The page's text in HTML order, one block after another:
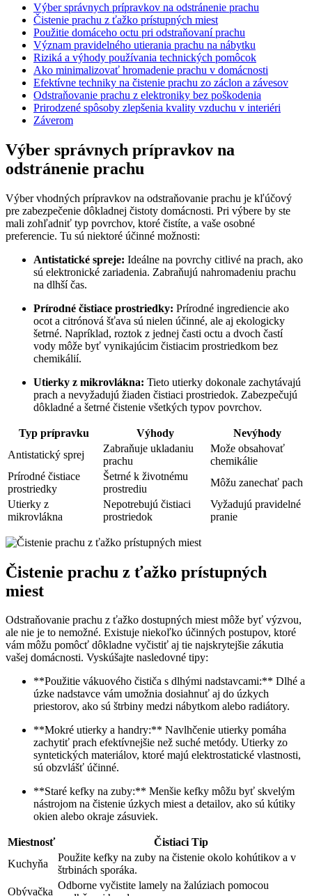
Výber správnych prípravkov na odstránenie prachu
Čistenie prachu z ťažko prístupných miest
Použitie domáceho octu pri odstraňovaní prachu
Význam pravidelného utierania prachu na nábytku
Riziká a výhody používania technických pomôcok
Ako minimalizovať hromadenie prachu v domácnosti
Efektívne techniky na čistenie prachu zo záclon a závesov
Odstraňovanie prachu z elektroniky bez poškodenia
Prirodzené spôsoby zlepšenia kvality vzduchu v interiéri
Záverom
Výber správnych prípravkov na
odstránenie prachu
Výber vhodných prípravkov na odstraňovanie prachu je kľúčový
pre zabezpečenie dôkladnej čistoty domácnosti. Pri výbere by ste
mali zohľadniť typ povrchov, ktoré čistíte, a vaše osobné
preferencie. Tu sú niektoré účinné možnosti:
Antistatické spreje: Ideálne na povrchy citlivé na prach, ako
sú elektronické zariadenia. Zabraňujú nahromadeniu prachu
na dlhší čas.
Prírodné čistiace prostriedky: Prírodné ingrediencie ako
ocot a citrónová šťava sú nielen účinné, ale aj ekologicky
šetrné. Napríklad, roztok z jednej časti octu a dvoch častí
vody môže byť vynikajúcim čistiacim prostriedkom bez
chemikálií.
Utierky z mikrovlákna: Tieto utierky dokonale zachytávajú
prach a nevyžadujú žiaden čistiaci prostriedok. Zabezpečujú
dôkladné a šetrné čistenie všetkých typov povrchov.
Typ prípravku Výhody
Nevýhody
Antistatický sprej
Zabraňuje ukladaniu
prachu
Može obsahovať
chemikálie
Prírodné čistiace
prostriedky
Šetrné k životnému
prostrediu
Môžu zanechať pach
Utierky z
mikrovlákna
Nepotrebujú čistiaci
prostriedok
Vyžadujú pravidelné
pranie
Čistenie prachu z ťažko prístupných
miest
Odstraňovanie prachu z ťažko dostupných miest môže byť výzvou,
ale nie je to nemožné. Existuje niekoľko účinných postupov, ktoré
vám môžu pomôcť dôkladne vyčistiť aj tie najskrytejšie zákutia
vašej domácnosti. Vyskúšajte nasledovné tipy:
**Použitie vákuového čističa s dlhými nadstavcami:** Dlhé a
úzke nadstavce vám umožnia dosiahnuť aj do úzkych
priestorov, ako sú štrbiny medzi nábytkom alebo radiátory.
**Mokré utierky a handry:** Navlhčenie utierky pomáha
zachytiť prach efektívnejšie než suché metódy. Utierky zo
syntetických materiálov, ktoré majú elektrostatické vlastnosti,
sú obzvlášť účinné.
**Staré kefky na zuby:** Menšie kefky môžu byť skvelým
nástrojom na čistenie úzkych miest a detailov, ako sú kútiky
okien alebo okraje zásuviek.
Miestnosť
Čistiaci Tip
Kuchyňa
Použite kefky na zuby na čistenie okolo kohútikov a v
štrbinách sporáka.
Obývačka
Odborne vyčistite lamely na žalúziach pomocou